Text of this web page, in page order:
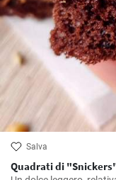
Salva
Quadrati di